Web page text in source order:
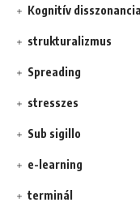
Kognitív disszonancia
strukturalizmus
Spreading
stresszes
Sub sigillo
e-learning
terminál